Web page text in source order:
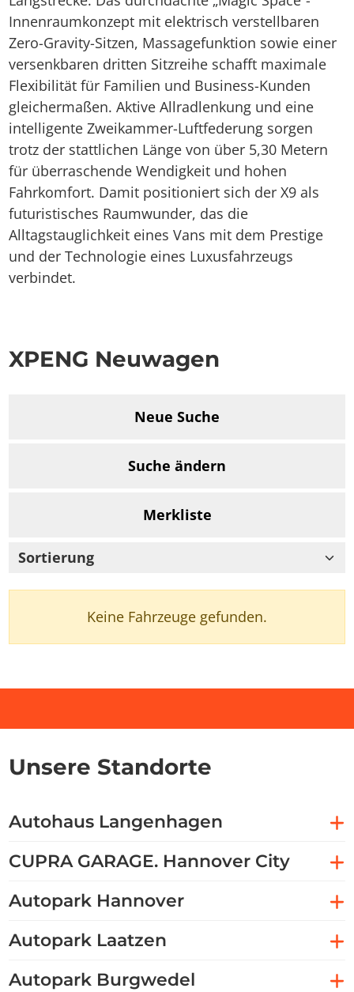
Innenraumkonzept mit elektrisch verstellbaren
Zero-Gravity-Sitzen, Massagefunktion sowie einer
versenkbaren dritten Sitzreihe schafft maximale
Flexibilität für Familien und Business-Kunden
gleichermaßen. Aktive Allradlenkung und eine
intelligente Zweikammer-Luftfederung sorgen
trotz der stattlichen Länge von über 5,30 Metern
für überraschende Wendigkeit und hohen
Fahrkomfort. Damit positioniert sich der X9 als
futuristisches Raumwunder, das die
Alltagstauglichkeit eines Vans mit dem Prestige
und der Technologie eines Luxusfahrzeugs
verbindet.
XPENG Neuwagen
Neue Suche
Suche ändern
Merkliste
Sortierung
Keine Fahrzeuge gefunden.
Unsere Standorte
Autohaus Langenhagen
CUPRA GARAGE. Hannover City
Autopark Hannover
Autopark Laatzen
Autopark Burgwedel